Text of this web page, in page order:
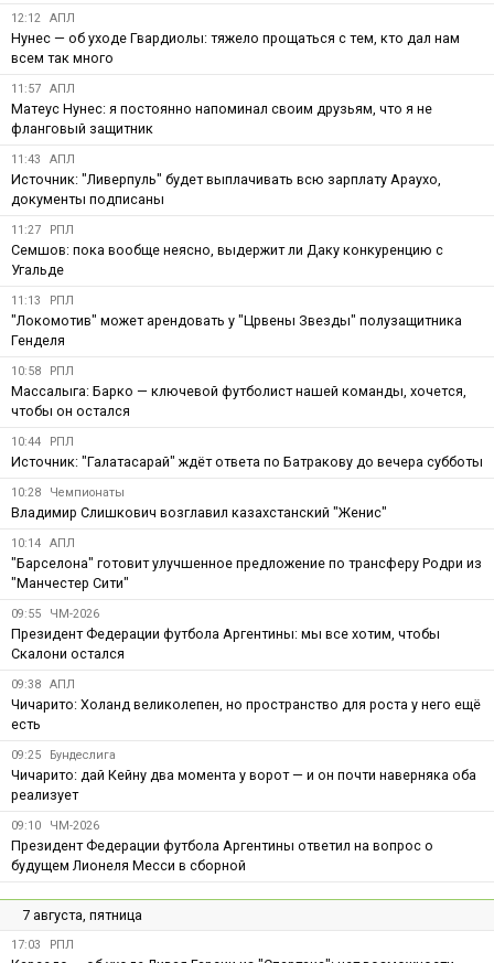
12:12 АПЛ
Нунес — об уходе Гвардиолы: тяжело прощаться с тем, кто дал нам
всем так много
11:57 АПЛ
Матеус Нунес: я постоянно напоминал своим друзьям, что я не
фланговый защитник
11:43 АПЛ
Источник: "Ливерпуль" будет выплачивать всю зарплату Араухо,
документы подписаны
11:27 РПЛ
Семшов: пока вообще неясно, выдержит ли Даку конкуренцию с
Угальде
11:13 РПЛ
"Локомотив" может арендовать у "Црвены Звезды" полузащитника
Генделя
10:58 РПЛ
Массалыга: Барко — ключевой футболист нашей команды, хочется,
чтобы он остался
10:44 РПЛ
Источник: "Галатасарай" ждёт ответа по Батракову до вечера субботы
10:28 Чемпионаты
Владимир Слишкович возглавил казахстанский "Женис"
10:14 АПЛ
"Барселона" готовит улучшенное предложение по трансферу Родри из
"Манчестер Сити"
09:55 ЧМ-2026
Президент Федерации футбола Аргентины: мы все хотим, чтобы
Скалони остался
09:38 АПЛ
Чичарито: Холанд великолепен, но пространство для роста у него ещё
есть
09:25 Бундеслига
Чичарито: дай Кейну два момента у ворот — и он почти наверняка оба
реализует
09:10 ЧМ-2026
Президент Федерации футбола Аргентины ответил на вопрос о
будущем Лионеля Месси в сборной
7 августа, пятница
17:03 РПЛ